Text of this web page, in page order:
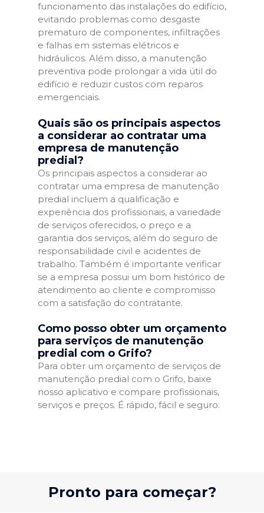
funcionamento das instalações do edifício,
evitando problemas como desgaste
prematuro de componentes, infiltrações
e falhas em sistemas elétricos e
hidráulicos. Além disso, a manutenção
preventiva pode prolongar a vida útil do
edifício e reduzir custos com reparos
emergenciais.
Quais são os principais aspectos
a considerar ao contratar uma
empresa de manutenção
predial?
Os principais aspectos a considerar ao
contratar uma empresa de manutenção
predial incluem a qualificação e
experiência dos profissionais, a variedade
de serviços oferecidos, o preço e a
garantia dos serviços, além do seguro de
responsabilidade civil e acidentes de
trabalho. Também é importante verificar
se a empresa possui um bom histórico de
atendimento ao cliente e compromisso
com a satisfação do contratante.
Como posso obter um orçamento
para serviços de manutenção
predial com o Grifo?
Para obter um orçamento de serviços de
manutenção predial com o Grifo, baixe
nosso aplicativo e compare profissionais,
serviços e preços. É rápido, fácil e seguro.
Pronto para começar?